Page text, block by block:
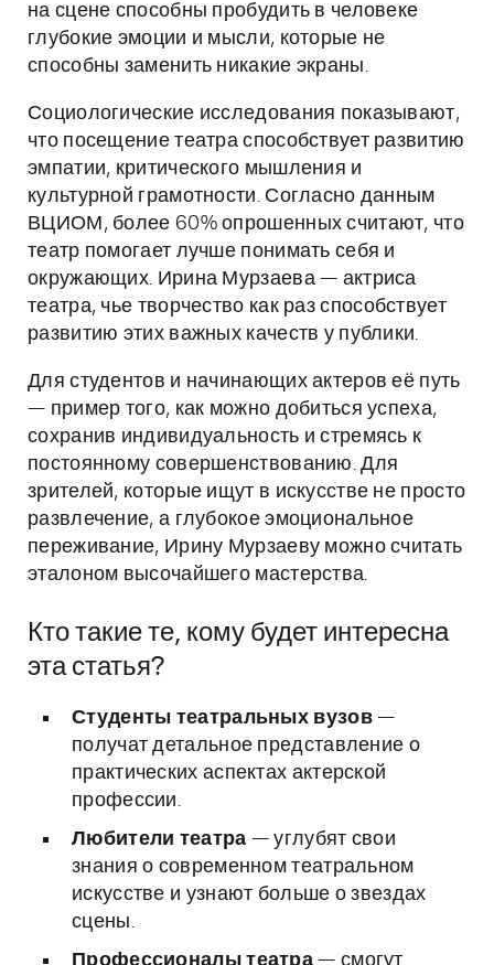
на сцене способны пробудить в человеке
глубокие эмоции и мысли, которые не
способны заменить никакие экраны.
Социологические исследования показывают,
что посещение театра способствует развитию
эмпатии, критического мышления и
культурной грамотности. Согласно данным
ВЦИОМ, более 60% опрошенных считают, что
театр помогает лучше понимать себя и
окружающих. Ирина Мурзаева — актриса
театра, чье творчество как раз способствует
развитию этих важных качеств у публики.
Для студентов и начинающих актеров её путь
— пример того, как можно добиться успеха,
сохранив индивидуальность и стремясь к
постоянному совершенствованию. Для
зрителей, которые ищут в искусстве не просто
развлечение, а глубокое эмоциональное
переживание, Ирину Мурзаеву можно считать
эталоном высочайшего мастерства.
Кто такие те, кому будет интересна
эта статья?
Студенты театральных вузов—
получат детальное представление о
практических аспектах актерской
профессии.
Любители театра — углубят свои
знания о современном театральном
искусстве и узнают больше о звездах
сцены.
Профессионалы театра — смогут